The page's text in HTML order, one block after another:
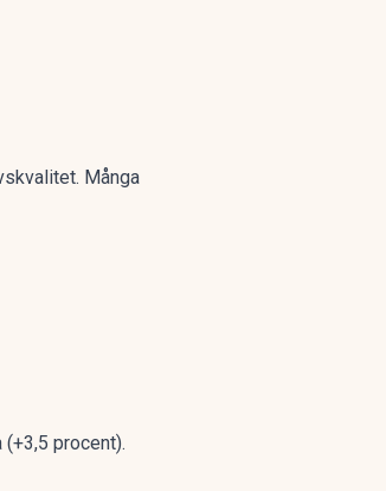
Många
procent).